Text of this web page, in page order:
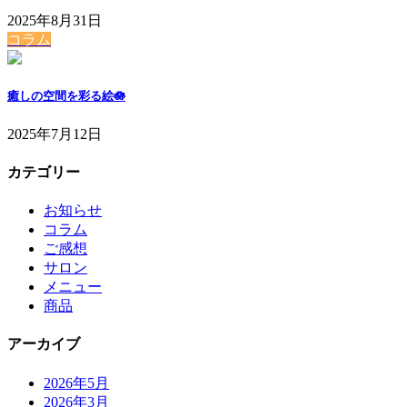
2025年8月31日
コラム
癒しの空間を彩る絵🪷
2025年7月12日
カテゴリー
お知らせ
コラム
ご感想
サロン
メニュー
商品
アーカイブ
2026年5月
2026年3月